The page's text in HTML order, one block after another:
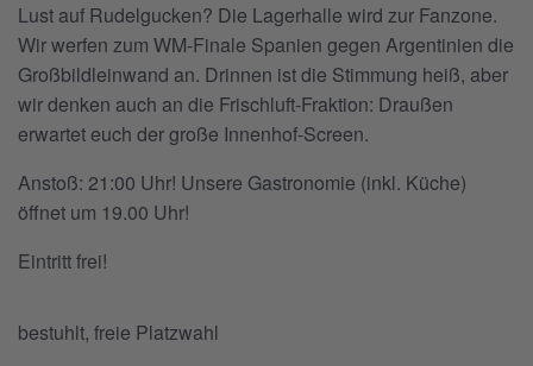
Lust auf Rudelgucken? Die Lagerhalle wird zur Fanzone.
Wir werfen zum WM-Finale Spanien gegen Argentinien die
Großbildleinwand an. Drinnen ist die Stimmung heiß, aber
wir denken auch an die Frischluft-Fraktion: Draußen
erwartet euch der große Innenhof-Screen.
Anstoß: 21:00 Uhr! Unsere Gastronomie (inkl. Küche)
öffnet um 19.00 Uhr!
Eintritt frei!
bestuhlt, freie Platzwahl